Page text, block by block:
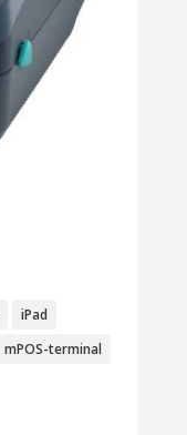
iPad
mPOS-terminal